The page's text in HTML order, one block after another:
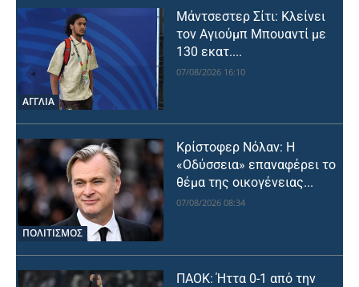
ΑΓΓΛΙΑ
Μάντσεστερ Σίτι: Κλείνει
τον Αγιούμπ Μπουαντί με
130 εκατ....
07/08/2026 16:10
ΠΟΛΙΤΙΣΜΟΣ
Κρίστοφερ Νόλαν: Η
«Οδύσσεια» επαναφέρει το
θέμα της οικογένειας...
07/08/2026 08:34
ΠΑΟΚ: Ήττα 0-1 από την